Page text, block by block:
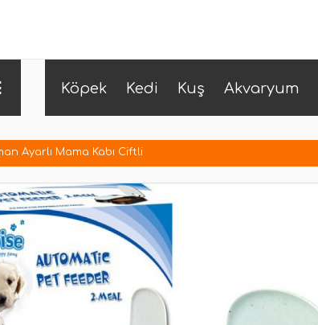
Köpek Kedi Kuş Akvaryum
Ayarlı Mama Kabı Ciftli